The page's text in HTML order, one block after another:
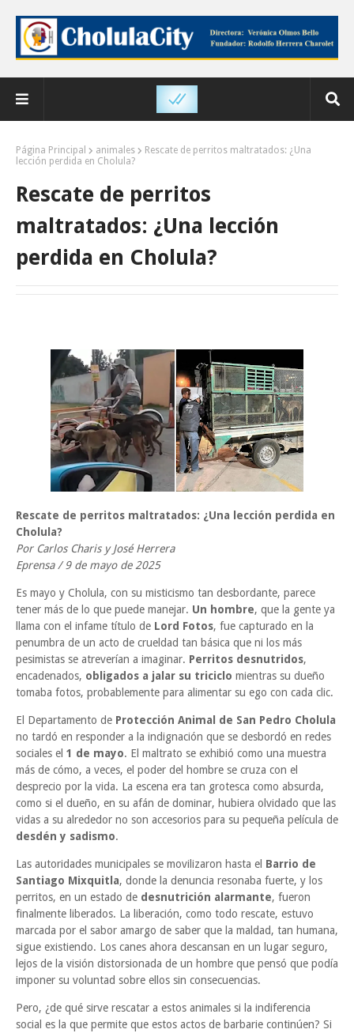
Página Principal animales
Rescate de perritos maltratados: ¿Una
lección perdida en Cholula?
Rescate de perritos
maltratados: ¿Una lección
perdida en Cholula?
Rescate de perritos maltratados: ¿Una lección perdida en
Cholula?
Por Carlos Charis y José Herrera
Eprensa / 9 de mayo de 2025
Es mayo y Cholula, con su misticismo tan desbordante, parece
tener más de lo que puede manejar. Un hombre, que la gente ya
llama con el infame título de Lord Fotos, fue capturado en la
penumbra de un acto de crueldad tan básica que ni los más
pesimistas se atreverían a imaginar. Perritos desnutridos,
encadenados, obligados a jalar su triciclo mientras su dueño
tomaba fotos, probablemente para alimentar su ego con cada clic.
El Departamento de Protección Animal de San Pedro Cholula
no tardó en responder a la indignación que se desbordó en redes
sociales el 1 de mayo. El maltrato se exhibió como una muestra
más de cómo, a veces, el poder del hombre se cruza con el
desprecio por la vida. La escena era tan grotesca como absurda,
como si el dueño, en su afán de dominar, hubiera olvidado que las
vidas a su alrededor no son accesorios para su pequeña película de
desdén y sadismo.
Las autoridades municipales se movilizaron hasta el Barrio de
Santiago Mixquitla, donde la denuncia resonaba fuerte, y los
perritos, en un estado de desnutrición alarmante, fueron
finalmente liberados. La liberación, como todo rescate, estuvo
marcada por el sabor amargo de saber que la maldad, tan humana,
sigue existiendo. Los canes ahora descansan en un lugar seguro,
lejos de la visión distorsionada de un hombre que pensó que podía
imponer su voluntad sobre ellos sin consecuencias.
Pero, ¿de qué sirve rescatar a estos animales si la indiferencia
social es la que permite que estos actos de barbarie continúen? Si